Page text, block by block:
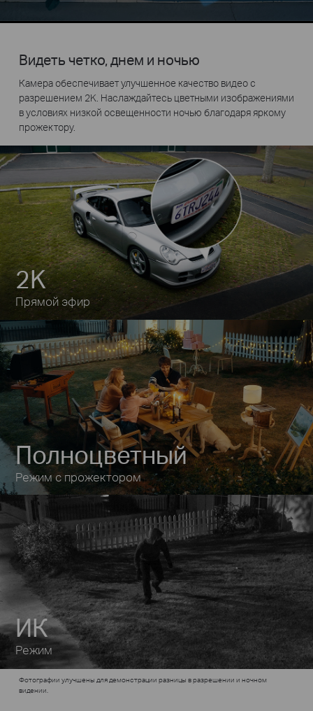
Видеть четко, днем и ночью
Камера обеспечивает улучшенное качество видео с
разрешением 2K. Наслаждайтесь цветными изображениями
в условиях низкой освещенности ночью благодаря яркому
прожектору.
2K
Прямой эфир
Полноцветный
Режим с прожектором
ИК
Режим
Фотографии улучшены для демонстрации разницы в разрешении и ночном
видении.